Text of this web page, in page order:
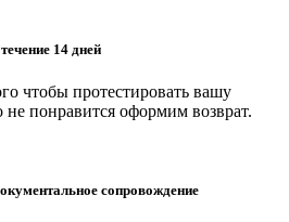
14 дней
чтобы протестировать вашу
понравится оформим возврат.
сопровождение